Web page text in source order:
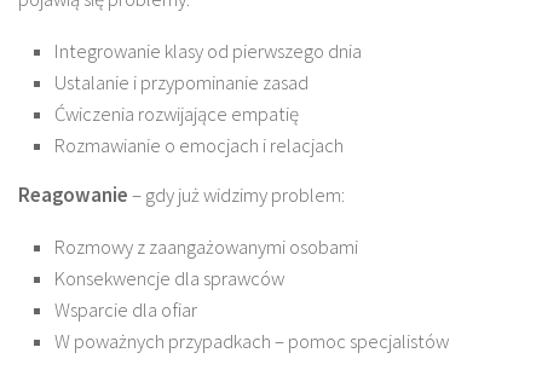
Integrowanie klasy od pierwszego dnia
Ustalanie i przypominanie zasad
Ćwiczenia rozwijające empatię
Rozmawianie o emocjach i relacjach
Reagowanie– gdy już widzimy problem:
Rozmowy z zaangażowanymi osobami
Konsekwencje dla sprawców
Wsparcie dla ofiar
W poważnych przypadkach – pomoc specjalistów